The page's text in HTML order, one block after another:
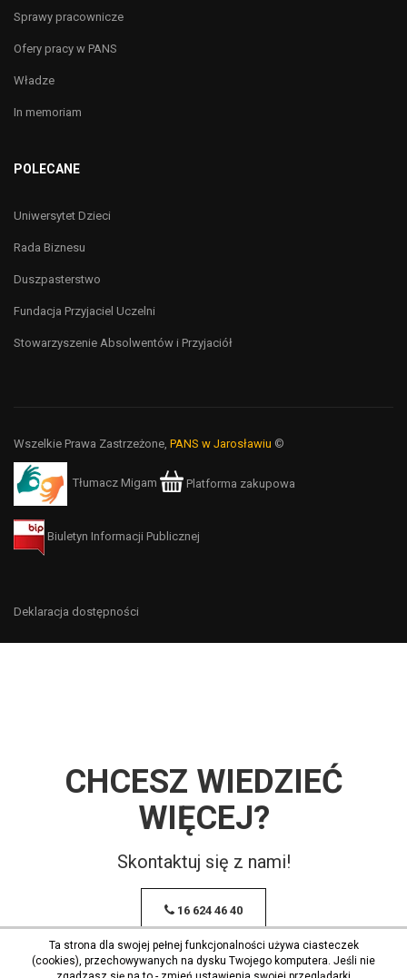
Sprawy pracownicze
Ofery pracy w PANS
Władze
In memoriam
POLECANE
Uniwersytet Dzieci
Rada Biznesu
Duszpasterstwo
Fundacja Przyjaciel Uczelni
Stowarzyszenie Absolwentów i Przyjaciół
Wszelkie Prawa Zastrzeżone, PANS w Jarosławiu ©
Tłumacz Migam Platforma zakupowa
Biuletyn Informacji Publicznej
Deklaracja dostępności
CHCESZ WIEDZIEĆ
WIĘCEJ?
Skontaktuj się z nami!
16 624 46 40
Ta strona dla swojej pełnej funkcjonalności używa ciasteczek
(cookies), przechowywanych na dysku Twojego komputera. Jeśli nie